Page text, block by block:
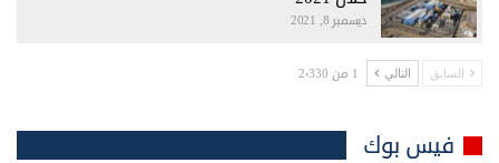
ديسمبر 8, 2021
السابق التالي 1 من 2٬330
فيس بوك